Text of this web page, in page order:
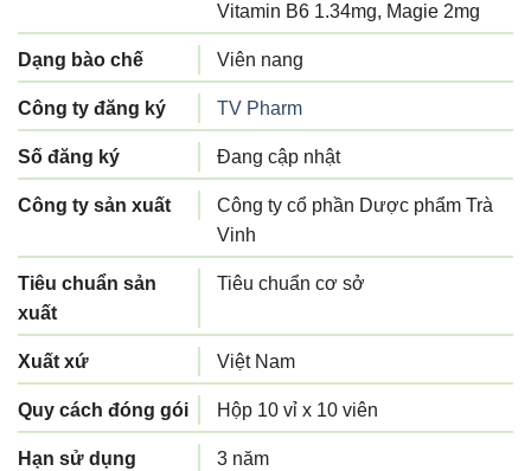
Vitamin B6 1.34mg, Magie 2mg
Dạng bào chế Viên nang
Công ty đăng ký TV Pharm
Số đăng ký Đang cập nhật
Công ty sản xuất
Công ty cổ phần Dược phẩm Trà
Vinh
Tiêu chuẩn sản
xuất
Tiêu chuẩn cơ sở
Xuất xứ Việt Nam
Quy cách đóng gói Hộp 10 vỉ x 10 viên
Hạn sử dụng 3 năm